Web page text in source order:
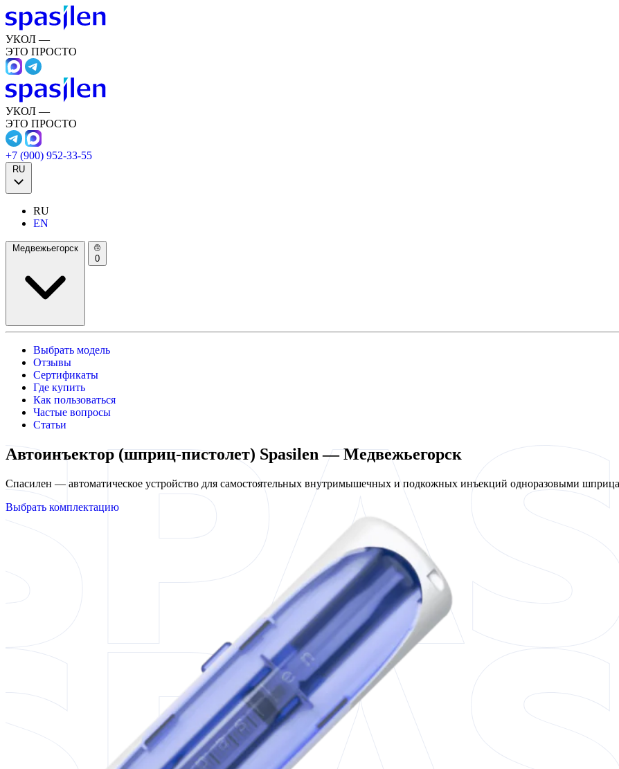
УКОЛ —
ЭТО ПРОСТО
УКОЛ —
ЭТО ПРОСТО
+7 (900) 952-33-55
RU
RU
EN
Медвежьегорск
0
Выбрать модель
Отзывы
Сертификаты
Где купить
Как пользоваться
Частые вопросы
Статьи
Автоинъектор (шприц-пистолет) Spasilen — Медвежьегорск
Спасилен — автоматическое устройство для самостоятельных внутримышечных и подкожных инъекций одноразовыми
Выбрать комплектацию